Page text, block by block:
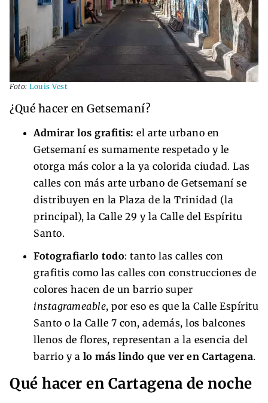
Foto: Louis Vest
¿Qué hacer en Getsemaní?
Admirar los grafitis: el arte urbano en
Getsemaní es sumamente respetado y le
otorga más color a la ya colorida ciudad. Las
calles con más arte urbano de Getsemaní se
distribuyen en la Plaza de la Trinidad (la
principal), la Calle 29 y la Calle del Espíritu
Santo.
Fotografiarlo todo: tanto las calles con
grafitis como las calles con construcciones de
colores hacen de un barrio super
instagrameable, por eso es que la Calle Espíritu
Santo o la Calle 7 con, además, los balcones
llenos de flores, representan a la esencia del
barrio y a lo más lindo que ver en Cartagena.
Qué hacer en Cartagena de noche